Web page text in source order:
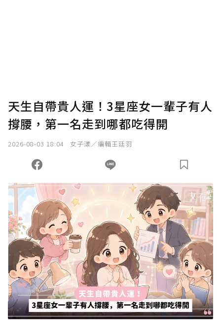
天生自帶貴人運！3星座女一輩子有人
撐腰，第一名走到哪都吃得開
2026-08-03 18:04 女子漾／編輯王廷羽